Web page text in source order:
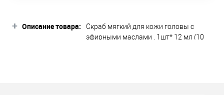
+ Описание товара:
Скраб мягкий для кожи головы с
эфирными маслами , 1шт* 12 мл (10